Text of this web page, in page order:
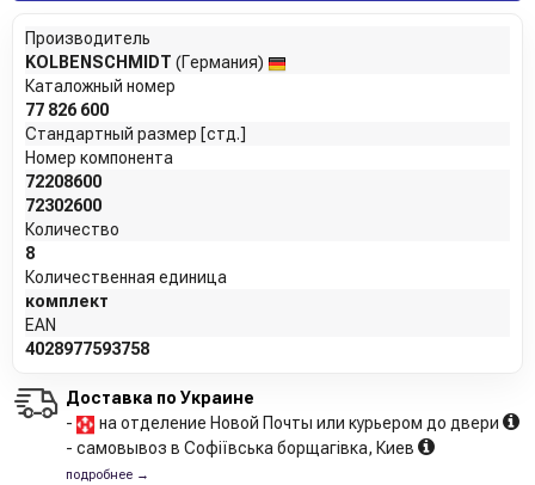
Производитель
KOLBENSCHMIDT (Германия)
Каталожный номер
77 826 600
Стандартный размер [стд.]
Номер компонента
72208600
72302600
Количество
8
Количественная единица
комплект
EAN
4028977593758
Доставка по Украине
-
на отделение Новой Почты или курьером до двери
- самовывоз в Софіївська борщагівка, Киев
подробнее →